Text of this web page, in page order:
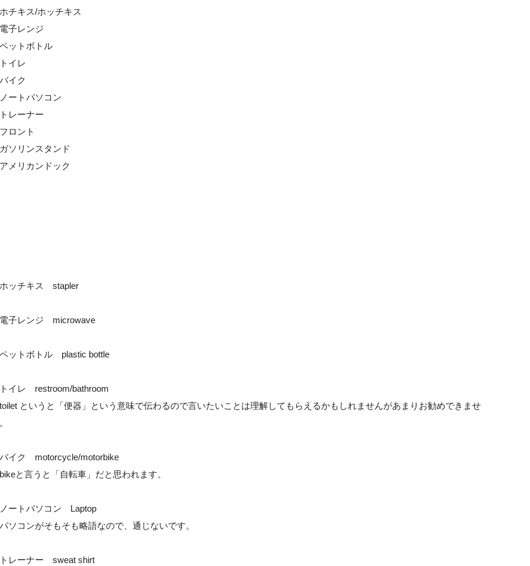
ホチキス/ホッチキス
電子レンジ
ペットボトル
トイレ
バイク
ノートパソコン
トレーナー
フロント
ガソリンスタンド
アメリカンドック
ホッチキス stapler
電子レンジ microwave
ペットボトル plastic bottle
トイレ restroom/bathroom
というと「便器」という意味で伝わるので言いたいことは理解してもらえるかもしれませんがあまりお勧めできませ
バイク motorcycle/motorbike
と言うと「自転車」だと思われます。
ノートパソコン Laptop
ソコンがそもそも略語なので、通じないです。
トレーナー sweat shirt